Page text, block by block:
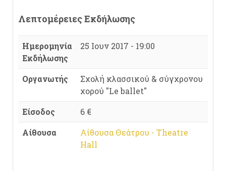
Λεπτομέρειες Εκδήλωσης
Ημερομηνία
Εκδήλωσης
25 Ιουν 2017 - 19:00
Οργανωτής
Σχολή κλασσικού & σύγχρονου
χορού "Le ballet"
Είσοδος
6 €
Αίθουσα
Αίθουσα Θεάτρου - Theatre
Hall